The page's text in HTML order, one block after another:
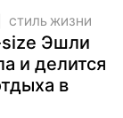
СТИЛЬ ЖИЗНИ
Эшли
и делится
в